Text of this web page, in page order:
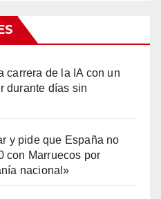
carrera de la IA con un
durante días sin
y pide que España no
con Marruecos por
nacional»